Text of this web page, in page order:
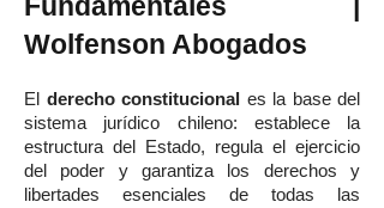
Wolfenson Abogados
El derecho constitucional es la base del
sistema jurídico chileno: establece la
estructura del Estado, regula el ejercicio
del poder y garantiza los derechos y
libertades esenciales de todas las